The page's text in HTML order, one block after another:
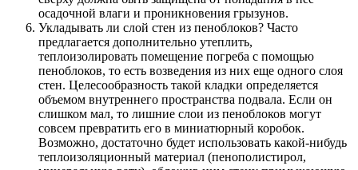
осадочной влаги и проникновения грызунов.
Укладывать ли слой стен из пеноблоков? Часто
предлагается дополнительно утеплить,
теплоизолировать помещение погреба с помощью
пеноблоков, то есть возведения из них еще одного слоя
стен. Целесообразность такой кладки определяется
объемом внутреннего пространства подвала. Если он
слишком мал, то лишние слои из пеноблоков могут
совсем превратить его в миниатюрный коробок.
Возможно, достаточно будет использовать какой-нибудь
теплоизоляционный материал (пенополистирол,